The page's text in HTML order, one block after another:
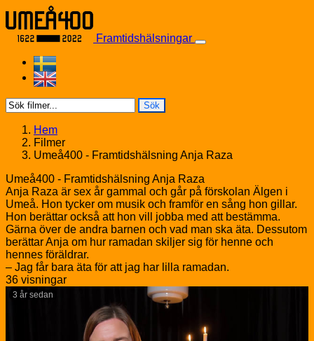
Skip to content
Framtidshälsningar
Sök
Hem
Filmer
Umeå400 - Framtidshälsning Anja Raza
Umeå400 - Framtidshälsning Anja Raza
Anja Raza är sex år gammal och går på förskolan Älgen i
Umeå. Hon tycker om musik och framför en sång hon gillar.
Hon berättar också att hon vill jobba med att bestämma.
Gärna över de andra barnen och vad man ska äta. Dessutom
berättar Anja om hur ramadan skiljer sig för henne och
hennes föräldrar.
– Jag får bara äta för att jag har lilla ramadan.
36 visningar
3 år sedan